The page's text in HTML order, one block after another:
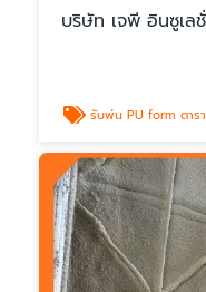
บริษัท เจพี อินซูเล
รับพ่น PU form ตารา